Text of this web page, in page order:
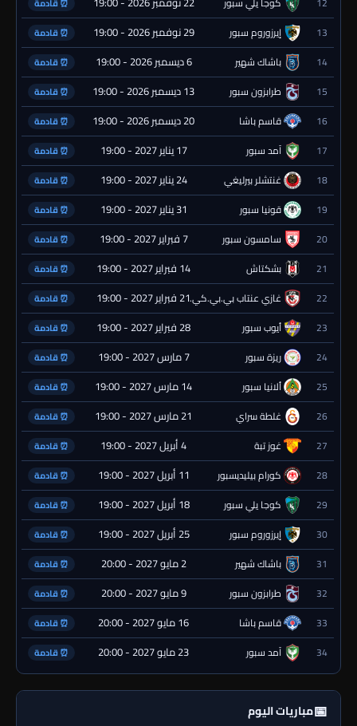
⏰ قادمة
13 إيرزوروم سبور 29 نوفمبر 2026 - 19:00 ⏰ قادمة
14 باشاك شهير 6 ديسمبر 2026 - 19:00 ⏰ قادمة
15 طرابزون سبور 13 ديسمبر 2026 - 19:00 ⏰ قادمة
16 قاسم باشا 20 ديسمبر 2026 - 19:00 ⏰ قادمة
17 آمد سبور 17 يناير 2027 - 19:00 ⏰ قادمة
18 غنتشلر بيرليغي 24 يناير 2027 - 19:00 ⏰ قادمة
19 قونيا سبور 31 يناير 2027 - 19:00 ⏰ قادمة
20 سامسون سبور 7 فبراير 2027 - 19:00 ⏰ قادمة
21 بشكتاش 14 فبراير 2027 - 19:00 ⏰ قادمة
22 غازي عنتاب بي.بي.كي.21 فبراير 2027 - 19:00 ⏰ قادمة
23 أيوب سبور 28 فبراير 2027 - 19:00 ⏰ قادمة
24 ريزة سبور 7 مارس 2027 - 19:00 ⏰ قادمة
25 ألانيا سبور 14 مارس 2027 - 19:00 ⏰ قادمة
26 غلطة سراي 21 مارس 2027 - 19:00 ⏰ قادمة
27 غوز تبة 4 أبريل 2027 - 19:00 ⏰ قادمة
28 كورام بيليديسبور 11 أبريل 2027 - 19:00 ⏰ قادمة
29 كوجا يلي سبور 18 أبريل 2027 - 19:00 ⏰ قادمة
30 إيرزوروم سبور 25 أبريل 2027 - 19:00 ⏰ قادمة
31 باشاك شهير 2 مايو 2027 - 20:00 ⏰ قادمة
32 طرابزون سبور 9 مايو 2027 - 20:00 ⏰ قادمة
33 قاسم باشا 16 مايو 2027 - 20:00 ⏰ قادمة
34 آمد سبور 23 مايو 2027 - 20:00 ⏰ قادمة
📅مباريات اليوم